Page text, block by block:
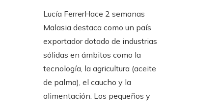
Lucía FerrerHace 2 semanas
Malasia destaca como un país
exportador dotado de industrias
sólidas en ámbitos como la
tecnología, la agricultura (aceite
de palma), el caucho y la
alimentación. Los pequeños y